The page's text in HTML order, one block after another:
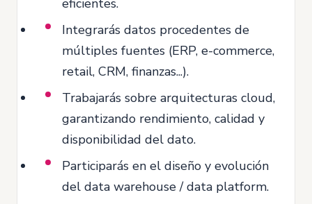
eficientes.
Integrarás datos procedentes de
múltiples fuentes (ERP, e-commerce,
retail, CRM, finanzas...).
Trabajarás sobre arquitecturas cloud,
garantizando rendimiento, calidad y
disponibilidad del dato.
Participarás en el diseño y evolución
del data warehouse / data platform.